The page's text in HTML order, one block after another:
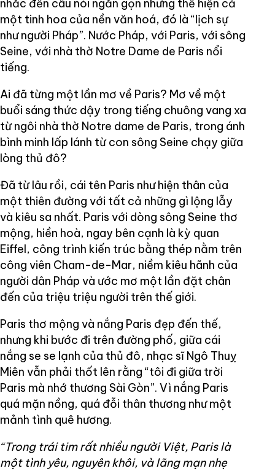
nhắc đến câu nói ngắn gọn nhưng thể hiện cả
một tinh hoa của nền văn hoá, đó là “lịch sự
như người Pháp”. Nước Pháp, với Paris, với sông
Seine, với nhà thờ Notre Dame de Paris nổi
tiếng.
Ai đã từng một lần mơ về Paris? Mơ về một
buổi sáng thức dậy trong tiếng chuông vang xa
từ ngôi nhà thờ Notre dame de Paris, trong ánh
bình minh lấp lánh từ con sông Seine chạy giữa
lòng thủ đô?
Đã từ lâu rồi, cái tên Paris như hiện thân của
một thiên đường với tất cả những gì lộng lẫy
và kiêu sa nhất. Paris với dòng sông Seine thơ
mộng, hiền hoà, ngay bên cạnh là kỳ quan
Eiffel, công trình kiến trúc bằng thép nằm trên
công viên Cham-de-Mar, niềm kiêu hãnh của
người dân Pháp và ước mơ một lần đặt chân
đến của triệu triệu người trên thế giới.
Paris thơ mộng và nắng Paris đẹp đến thế,
nhưng khi bước đi trên đường phố, giữa cái
nắng se se lạnh của thủ đô, nhạc sĩ Ngô Thuỵ
Miên vẫn phải thốt lên rằng “tôi đi giữa trời
Paris mà nhớ thương Sài Gòn”. Vì nắng Paris
quá mặn nồng, quá đỗi thân thương như một
mảnh tình quê hương.
“Trong trái tim rất nhiều người Việt, Paris là
một tình yêu, nguyên khôi, và lãng mạn nhẹ